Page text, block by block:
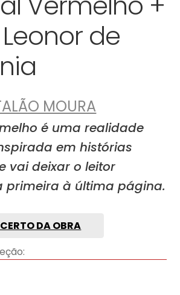
de
MOURA
é uma realidade
em histórias
vai deixar o leitor
primeira à última página.
DA OBRA